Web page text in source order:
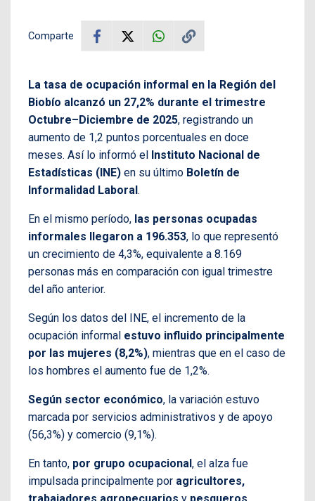
Comparte
La tasa de ocupación informal en la Región del
Biobío alcanzó un 27,2% durante el trimestre
Octubre–Diciembre de 2025, registrando un
aumento de 1,2 puntos porcentuales en doce
meses. Así lo informó el Instituto Nacional de
Estadísticas (INE) en su último Boletín de
Informalidad Laboral.
En el mismo período, las personas ocupadas
informales llegaron a 196.353, lo que representó
un crecimiento de 4,3%, equivalente a 8.169
personas más en comparación con igual trimestre
del año anterior.
Según los datos del INE, el incremento de la
ocupación informal estuvo influido principalmente
por las mujeres (8,2%), mientras que en el caso de
los hombres el aumento fue de 1,2%.
Según sector económico, la variación estuvo
marcada por servicios administrativos y de apoyo
(56,3%) y comercio (9,1%).
En tanto, por grupo ocupacional, el alza fue
impulsada principalmente por agricultores,